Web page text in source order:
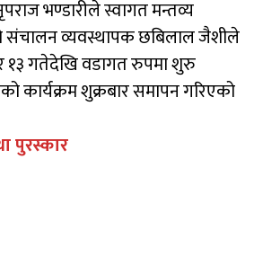
भण्डारीले स्वागत मन्तव्य
संचालन व्यवस्थापक छबिलाल जैशीले
१३ गतेदेखि वडागत रुपमा शुरु
कार्यक्रम शुक्रबार समापन गरिएको
पुरस्कार